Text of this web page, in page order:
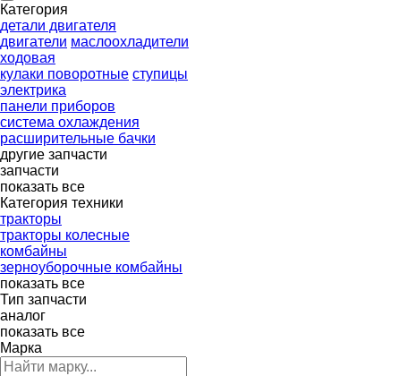
Категория
детали двигателя
двигатели маслоохладители
ходовая
кулаки поворотные ступицы
электрика
панели приборов
система охлаждения
расширительные бачки
другие запчасти
запчасти
показать все
Категория техники
тракторы
тракторы колесные
комбайны
зерноуборочные комбайны
показать все
Тип запчасти
аналог
показать все
Марка